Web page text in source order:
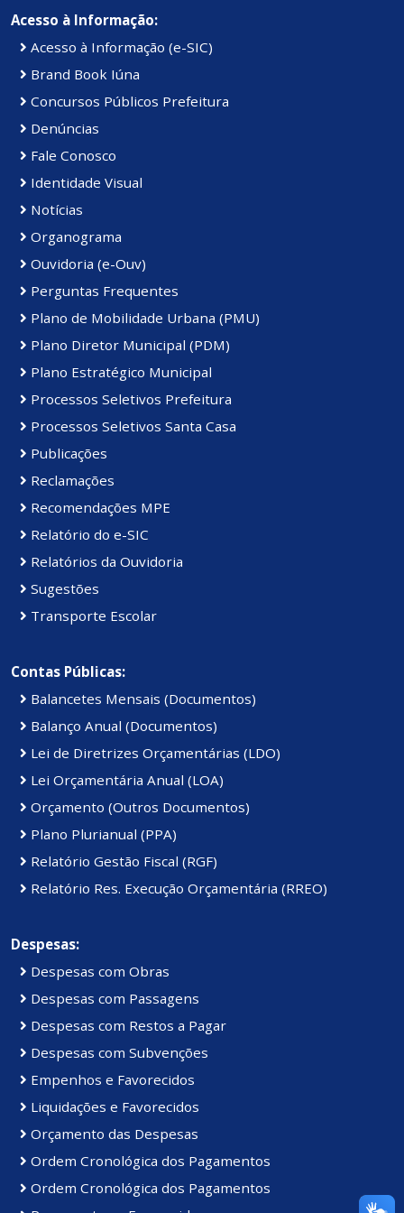
Acesso à Informação:
Acesso à Informação (e-SIC)
Brand Book Iúna
Concursos Públicos Prefeitura
Denúncias
Fale Conosco
Identidade Visual
Notícias
Organograma
Ouvidoria (e-Ouv)
Perguntas Frequentes
Plano de Mobilidade Urbana (PMU)
Plano Diretor Municipal (PDM)
Plano Estratégico Municipal
Processos Seletivos Prefeitura
Processos Seletivos Santa Casa
Publicações
Reclamações
Recomendações MPE
Relatório do e-SIC
Relatórios da Ouvidoria
Sugestões
Transporte Escolar
Contas Públicas:
Balancetes Mensais (Documentos)
Balanço Anual (Documentos)
Lei de Diretrizes Orçamentárias (LDO)
Lei Orçamentária Anual (LOA)
Orçamento (Outros Documentos)
Plano Plurianual (PPA)
Relatório Gestão Fiscal (RGF)
Relatório Res. Execução Orçamentária (RREO)
Despesas:
Despesas com Obras
Despesas com Passagens
Despesas com Restos a Pagar
Despesas com Subvenções
Empenhos e Favorecidos
Liquidações e Favorecidos
Orçamento das Despesas
Ordem Cronológica dos Pagamentos
Ordem Cronológica dos Pagamentos